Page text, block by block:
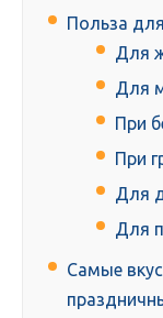
Польза
Для
Для
При
При
Для
Для
Самые